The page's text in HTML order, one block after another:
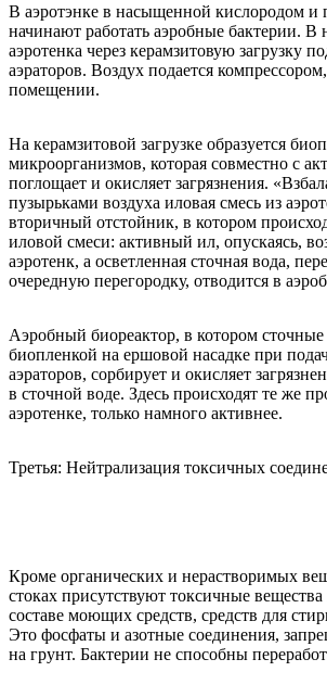
В аэротэнке в насыщенной кислородом и
начинают работать аэробные бактерии.
аэротенка через керамзитовую загрузку
аэраторов. Воздух подается
помещении.
На керамзитовой загрузке образуется
микроорганизмов, которая совместно с
поглощает и окисляет загрязнения.
пузырьками воздуха иловая смесь из
вторичный отстойник, в котором
иловой смеси: активный ил, опускаясь,
аэротенк, а осветленная сточная вода,
очередную перегородку, отводится в
Аэробный биореактор, в котором
биопленкой на ершовой насадке при
аэраторов, сорбирует и окисляет
в сточной воде. Здесь происходят те же
аэротенке, только намного активнее.
Третья: Нейтрализация токсичных
Кроме органических и нерастворимых
стоках присутствуют токсичные
составе моющих средств, средств для
Это фосфаты и азотные соединения,
на грунт. Бактерии не способны